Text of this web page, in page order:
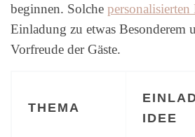
beginnen. Solche personalisierten
Einladung zu etwas Besonderem
Vorfreude der Gäste.
THEMA
IDEE